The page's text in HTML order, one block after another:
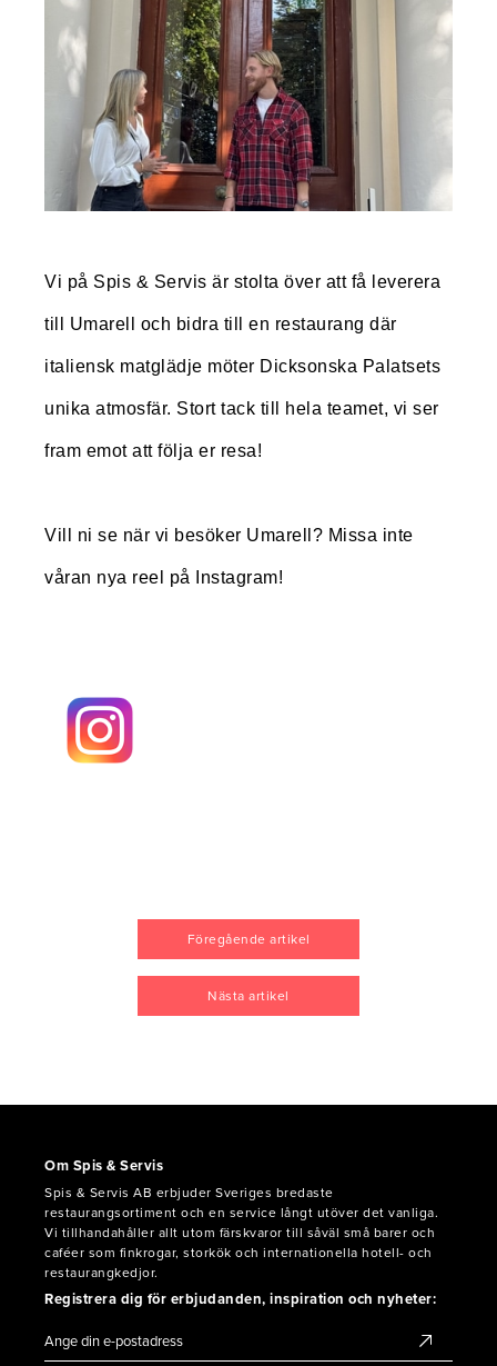
Vi på Spis & Servis är stolta över att få leverera
till Umarell och bidra till en restaurang där
italiensk matglädje möter Dicksonska Palatsets
unika atmosfär. Stort tack till hela teamet, vi ser
fram emot att följa er resa!
Vill ni se när vi besöker Umarell? Missa inte
våran nya reel på Instagram!
Föregående artikel
Nästa artikel
Om Spis & Servis
Spis & Servis AB erbjuder Sveriges bredaste
restaurangsortiment och en service långt utöver det vanliga.
Vi tillhandahåller allt utom färskvaror till såväl små barer och
caféer som finkrogar, storkök och internationella hotell- och
restaurangkedjor.
Registrera dig för erbjudanden, inspiration och nyheter: